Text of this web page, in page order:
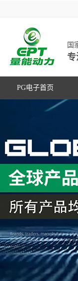
国
专
PG电子首页
高容量镍氢电池
超低自放电镍氢
动力镍氢电池
常规镍氢电池